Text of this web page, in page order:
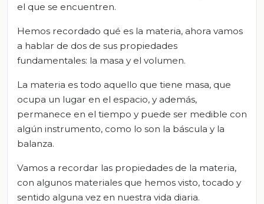
el que se encuentren.
Hemos recordado qué es la materia, ahora vamos
a hablar de dos de sus propiedades
fundamentales: la masa y el volumen.
La materia es todo aquello que tiene masa, que
ocupa un lugar en el espacio, y además,
permanece en el tiempo y puede ser medible con
algún instrumento, como lo son la báscula y la
balanza.
Vamos a recordar las propiedades de la materia,
con algunos materiales que hemos visto, tocado y
sentido alguna vez en nuestra vida diaria.